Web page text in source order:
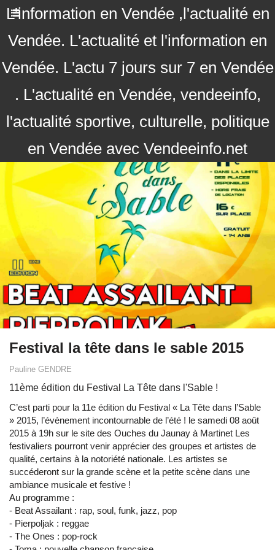
L'information en Vendée ,l'actualité en
Vendée. L'actualité et l'information en
Vendée. L'actu 7 jours sur 7 en Vendée
. L'actualité en Vendée, vendeeinfo,
l'actualité sportive, culturelle, politique
en Vendée avec Vendeeinfo.net
Festival la tête dans le sable 2015
Pauline GENDRE
11ème édition du Festival La Tête dans l'Sable !
C’est parti pour la 11e édition du Festival « La Tête dans l’Sable
» 2015, l’évènement incontournable de l’été ! le samedi 08 août
2015 à 19h sur le site des Ouches du Jaunay à Martinet Les
festivaliers pourront venir apprécier des groupes et artistes de
qualité, certains à la notoriété nationale. Les artistes se
succéderont sur la grande scène et la petite scène dans une
ambiance musicale et festive !
Au programme :
- Beat Assailant : rap, soul, funk, jazz, pop
- Pierpoljak : reggae
- The Ones : pop-rock